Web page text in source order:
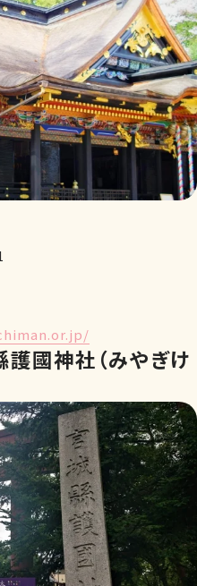
護國神社（みやぎけ